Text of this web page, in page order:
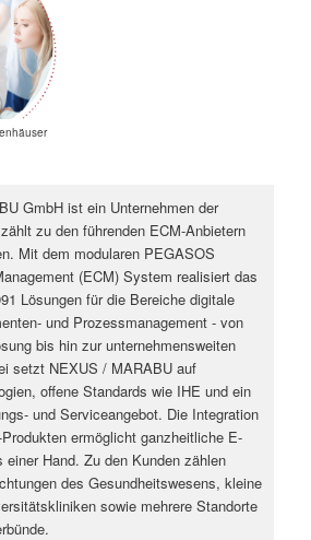
GmbH ist ein Unternehmen der
zu den führenden ECM-Anbietern
Mit dem modularen PEGASOS
(ECM) System realisiert das
Lösungen für die Bereiche digitale
und Prozessmanagement - von
bis hin zur unternehmensweiten
setzt NEXUS / MARABU auf
offene Standards wie IHE und ein
und Serviceangebot. Die Integration
ermöglicht ganzheitliche E-
einer Hand. Zu den Kunden zählen
des Gesundheitswesens, kleine
sowie mehrere Standorte